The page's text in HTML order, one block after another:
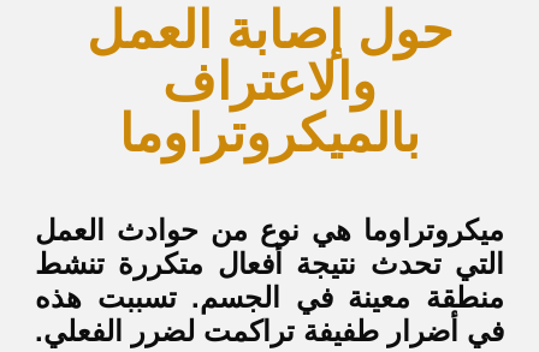
حول إصابة العمل
والاعتراف
بالميكروتراوما
ميكروتراوما هي نوع من حوادث العمل
التي تحدث نتيجة أفعال متكررة تنشط
منطقة معينة في الجسم. تسببت هذه
في أضرار طفيفة تراكمت لضرر الفعلي.